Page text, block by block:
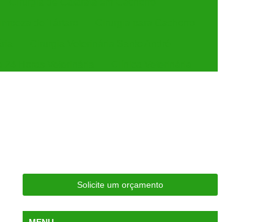
para Silvestres
para Animais Silvestres
Solicite um orçamento